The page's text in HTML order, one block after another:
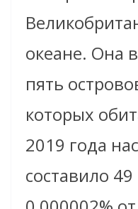
океане. Она
пять
которых
2019 года
составило